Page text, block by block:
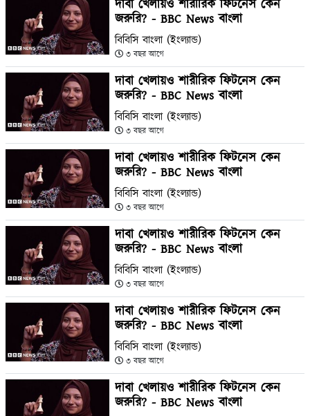
দাবা খেলায়ও শারীরিক ফিটনেস কেন
জরুরি? - BBC News বাংলা
বিবিসি বাংলা (ইংল্যান্ড)
৩ বছর আগে
দাবা খেলায়ও শারীরিক ফিটনেস কেন
জরুরি? - BBC News বাংলা
বিবিসি বাংলা (ইংল্যান্ড)
৩ বছর আগে
দাবা খেলায়ও শারীরিক ফিটনেস কেন
জরুরি? - BBC News বাংলা
বিবিসি বাংলা (ইংল্যান্ড)
৩ বছর আগে
দাবা খেলায়ও শারীরিক ফিটনেস কেন
জরুরি? - BBC News বাংলা
বিবিসি বাংলা (ইংল্যান্ড)
৩ বছর আগে
দাবা খেলায়ও শারীরিক ফিটনেস কেন
জরুরি? - BBC News বাংলা
বিবিসি বাংলা (ইংল্যান্ড)
৩ বছর আগে
দাবা খেলায়ও শারীরিক ফিটনেস কেন
জরুরি? - BBC News বাংলা